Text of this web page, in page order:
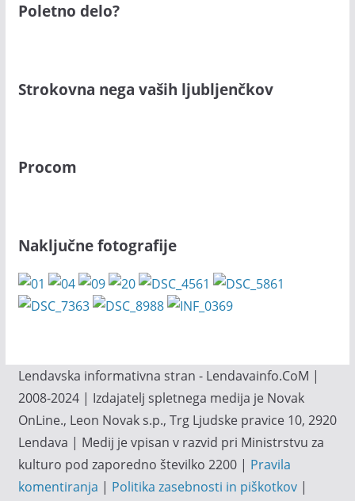
Poletno delo?
Strokovna nega vaših ljubljenčkov
Procom
Naključne fotografije
Lendavska informativna stran - Lendavainfo.CoM |
2008-2024 | Izdajatelj spletnega medija je Novak
OnLine., Leon Novak s.p., Trg Ljudske pravice 10, 2920
Lendava | Medij je vpisan v razvid pri Ministrstvu za
kulturo pod zaporedno številko 2200 | Pravila
komentiranja | Politika zasebnosti in piškotkov|